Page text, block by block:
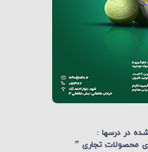
در درسها :
محصولات تجاری ”